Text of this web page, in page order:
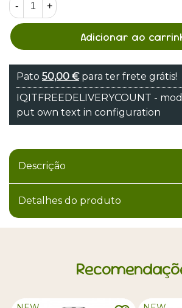
- +
Adicionar ao
Pato 50,00 €para ter frete grátis!
IQITFREEDELIVERYCOUNT -
put own text in configuration
Descrição
Detalhes do produto